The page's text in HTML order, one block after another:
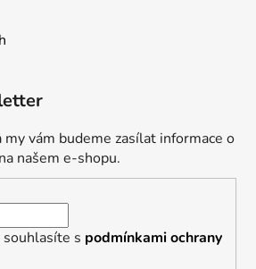
vám budeme zasílat informace o
našem e-shopu.
s podmínkami ochrany